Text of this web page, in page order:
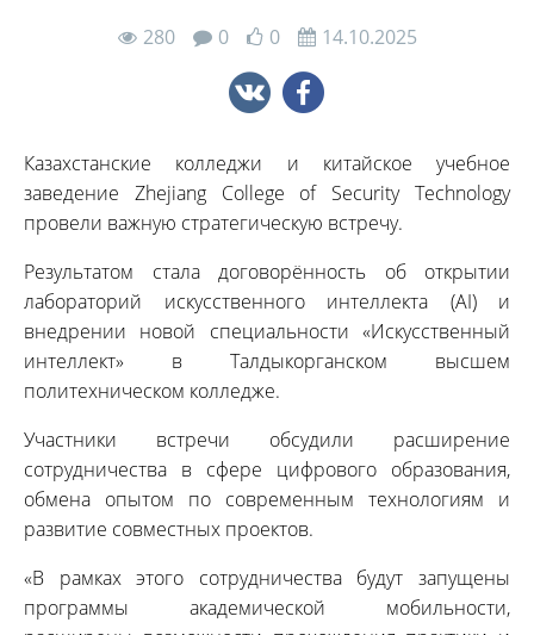
280 0 0 14.10.2025
Казахстанские колледжи и китайское учебное
заведение Zhejiang College of Security Technology
провели важную стратегическую встречу.
Результатом стала договорённость об открытии
лабораторий искусственного интеллекта (AI) и
внедрении новой специальности «Искусственный
интеллект» в Талдыкорганском высшем
политехническом колледже.
Участники встречи обсудили расширение
сотрудничества в сфере цифрового образования,
обмена опытом по современным технологиям и
развитие совместных проектов.
«В рамках этого сотрудничества будут запущены
программы академической мобильности,